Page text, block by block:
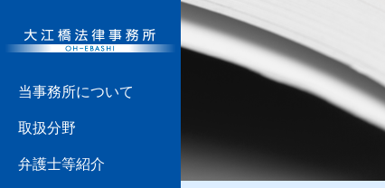
当事務所について
取扱分野
弁護士等紹介